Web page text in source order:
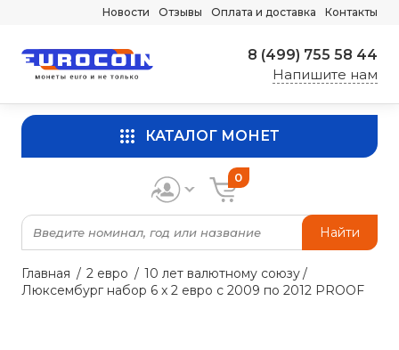
Новости Отзывы Оплата и доставка Контакты
8 (499) 755 58 44
Напишите нам
КАТАЛОГ МОНЕТ
Найти
0
Главная 2 евро
10 лет валютному союзу
Люксембург набор 6 x 2 евро с 2009 по 2012 PROOF